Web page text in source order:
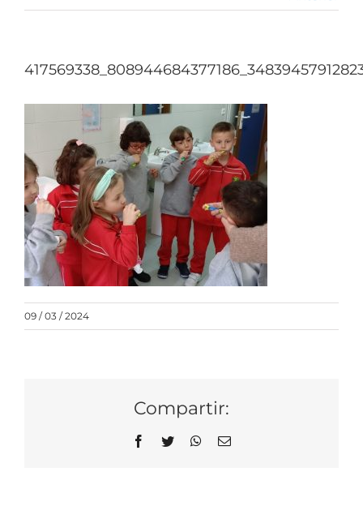
09 / 03 / 2024
Compartir:
Facebook
Twitter WhatsApp
Correo